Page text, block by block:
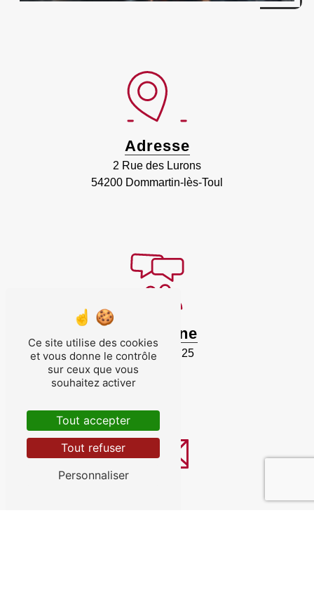
Adresse
2 Rue des Lurons
54200 Dommartin-lès-Toul
Téléphone
03 83 43 20 25
Ce site utilise des cookies
et vous donne le contrôle
sur ceux que vous
souhaitez activer
Tout accepter
Tout refuser
Personnaliser